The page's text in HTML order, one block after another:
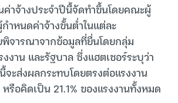
าจ้างประจำปีนี้จัดทำขึ้นโดยคณะผู้
ำหนดค่าจ้างขั้นต่ำในแต่ละ
จารณาจากข้อมูลที่ยื่นโดยกลุ่ม
งาน และรัฐบาล ซึ่งแฮตเชอร์ระบุว่า
จะส่งผลกระทบโดยตรงต่อแรงงาน
รือคิดเป็น 21.1% ของแรงงานทั้งหมด